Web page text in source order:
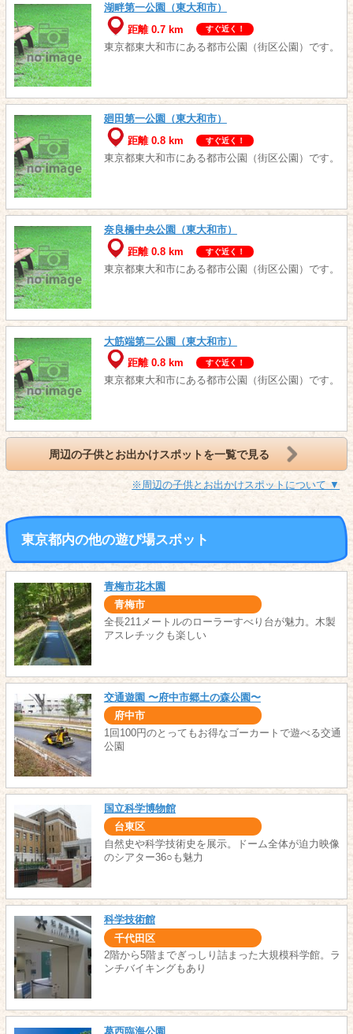
湖畔第一公園（東大和市）
距離 0.7 km
すぐ近く！
東京都東大和市にある都市公園（街区公園）です。
廻田第一公園（東大和市）
距離 0.8 km
すぐ近く！
東京都東大和市にある都市公園（街区公園）です。
奈良橋中央公園（東大和市）
距離 0.8 km
すぐ近く！
東京都東大和市にある都市公園（街区公園）です。
大筋端第二公園（東大和市）
距離 0.8 km
すぐ近く！
東京都東大和市にある都市公園（街区公園）です。
周辺の子供とお出かけスポットを一覧で見る
※周辺の子供とお出かけスポットについて ▼
東京都内の他の遊び場スポット
青梅市花木園
青梅市
全長211メートルのローラーすべり台が魅力。木製
アスレチックも楽しい
交通遊園 〜府中市郷土の森公園〜
府中市
1回100円のとってもお得なゴーカートで遊べる交通
公園
国立科学博物館
台東区
自然史や科学技術史を展示。ドーム全体が迫力映像
のシアター36○も魅力
科学技術館
千代田区
2階から5階までぎっしり詰まった大規模科学館。ラ
ンチバイキングもあり
葛西臨海公園